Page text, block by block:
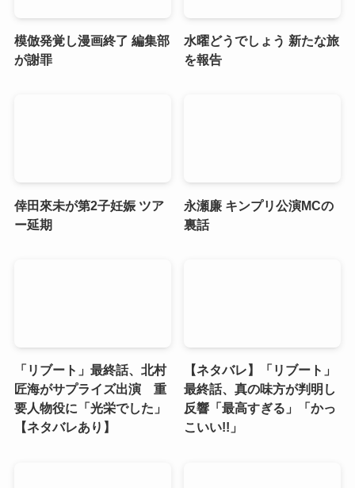
模倣発覚し漫画終了 編集部
が謝罪
水曜どうでしょう 新たな旅
を報告
倖田來未が第2子妊娠 ツア
ー延期
永瀬廉 キンプリ公演MCの
裏話
「リブート」最終話、北村
匠海がサプライズ出演 重
要人物役に「光栄でした」
【ネタバレあり】
【ネタバレ】「リブート」
最終話、真の味方が判明し
反響「最高すぎる」「かっ
こいい!!」